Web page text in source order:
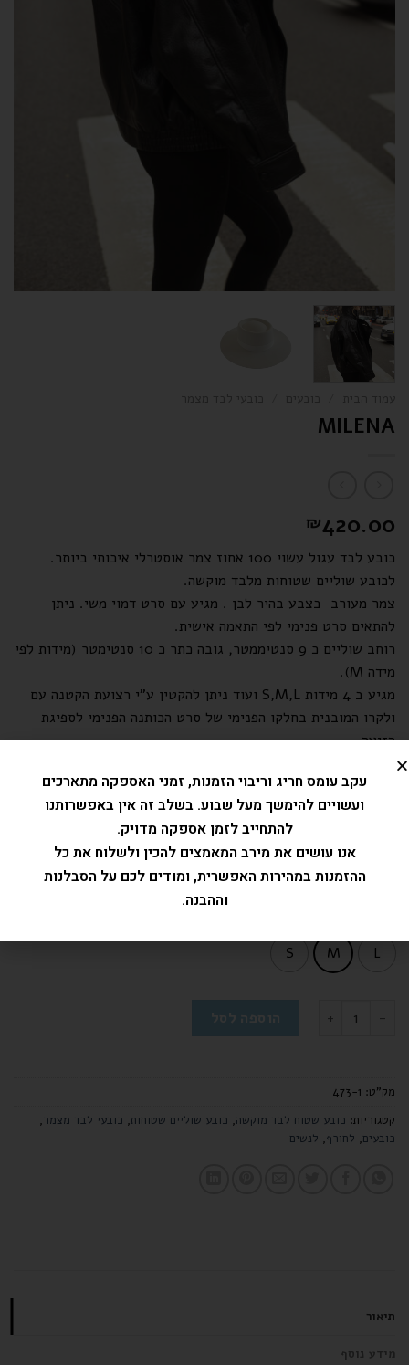
MILENA
₪420.00
כובע לבד עגול עשוי 100 אחוז צמר אוסטרלי איכותי ביותר.
לכובע שוליים שטוחות מלבד מוקשה.
צמר מעורב בצבע בהיר לבן . מגיע עם סרט דמוי משי. ניתן
להתאים סרט פנימי לפי התאמה אישית.
רוחב שוליים כ 9 סנטיממטר, גובה כתר כ 10 סנטימטר (מידות לפי
מידה M).
מגיע ב 4 מידות S,M,L ועוד ניתן להקטין ע"י רצועת הקטנה עם
ולקרו המובנית בחלקו הפנימי של סרט הכותנה הפנימי לספיגת
הזיעה.
בחרוצבעולאחר מכןמידה
איזה מידה לבחור ?
L
M
S
מק"ט: 473-1
קטגוריות: כובע שטוח לבד מוקשה, כובע שוליים שטוחות, כובעי לבד מצמר,
כובעים, לחורף, לנשים
תיאור
מידע נוסף
עקב עומס חריג וריבוי הזמנות, זמני האספקה מתארכים
ועשויים להימשך מעל שבוע. בשלב זה אין באפשרותנו
להתחייב לזמן אספקה מדויק.
אנו עושים את מירב המאמצים להכין ולשלוח את כל
ההזמנות במהירות האפשרית, ומודים לכם על הסבלנות
וההבנה.